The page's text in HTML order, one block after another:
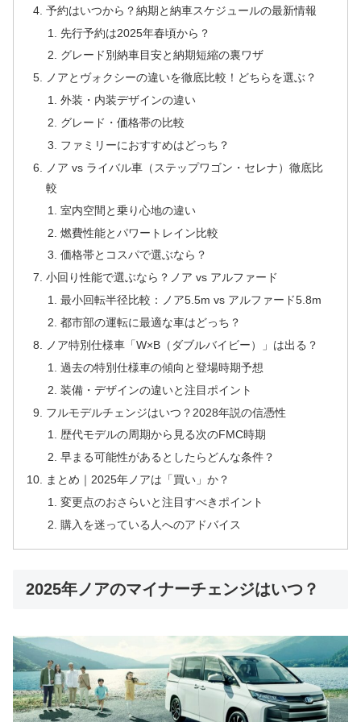
予約はいつから？納期と納車スケジュールの最新情報
先行予約は2025年春頃から？
グレード別納車目安と納期短縮の裏ワザ
ノアとヴォクシーの違いを徹底比較！どちらを選ぶ？
外装・内装デザインの違い
グレード・価格帯の比較
ファミリーにおすすめはどっち？
ノア vs ライバル車（ステップワゴン・セレナ）徹底比
較
室内空間と乗り心地の違い
燃費性能とパワートレイン比較
価格帯とコスパで選ぶなら？
小回り性能で選ぶなら？ノア vs アルファード
最小回転半径比較：ノア5.5m vs アルファード5.8m
都市部の運転に最適な車はどっち？
ノア特別仕様車「W×B（ダブルバイビー）」は出る？
過去の特別仕様車の傾向と登場時期予想
装備・デザインの違いと注目ポイント
フルモデルチェンジはいつ？2028年説の信憑性
歴代モデルの周期から見る次のFMC時期
早まる可能性があるとしたらどんな条件？
まとめ｜2025年ノアは「買い」か？
変更点のおさらいと注目すべきポイント
購入を迷っている人へのアドバイス
2025年ノアのマイナーチェンジはいつ？